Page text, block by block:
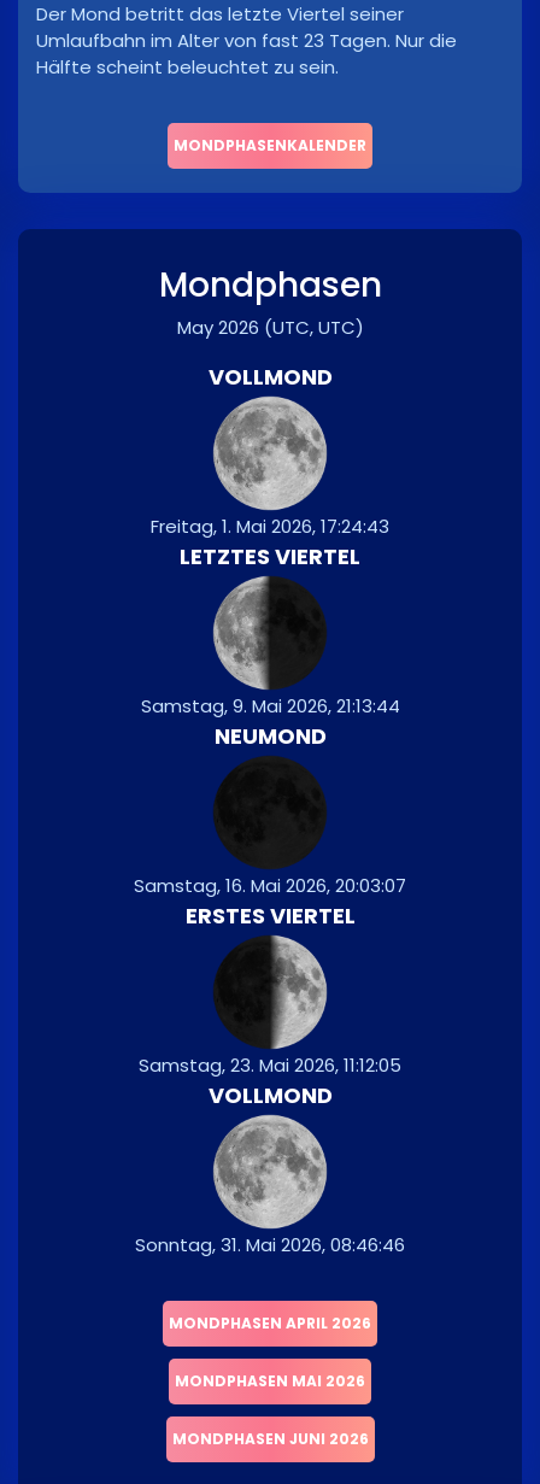
Der Mond betritt das letzte Viertel seiner
Umlaufbahn im Alter von fast 23 Tagen. Nur die
Hälfte scheint beleuchtet zu sein.
MONDPHASENKALENDER
Mondphasen
May 2026 (UTC, UTC)
VOLLMOND
Freitag, 1. Mai 2026, 17:24:43
LETZTES VIERTEL
Samstag, 9. Mai 2026, 21:13:44
NEUMOND
Samstag, 16. Mai 2026, 20:03:07
ERSTES VIERTEL
Samstag, 23. Mai 2026, 11:12:05
VOLLMOND
Sonntag, 31. Mai 2026, 08:46:46
MONDPHASEN APRIL 2026
MONDPHASEN MAI 2026
MONDPHASEN JUNI 2026